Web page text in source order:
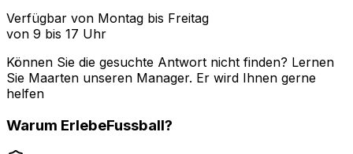
Verfügbar von Montag bis Freitag
von 9 bis 17 Uhr
Können Sie die gesuchte Antwort nicht finden? Lernen
Sie Maarten unseren Manager. Er wird Ihnen gerne
helfen
Warum ErlebeFussball?